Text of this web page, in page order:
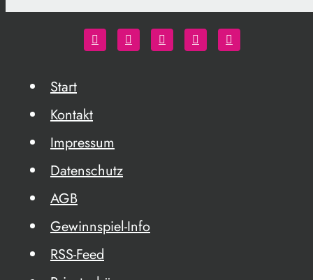
Start
Kontakt
Impressum
Datenschutz
AGB
Gewinnspiel-Info
RSS-Feed